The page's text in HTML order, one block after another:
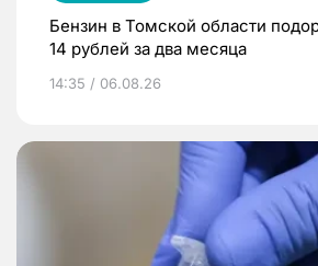
Бензин в Томской области
14 рублей за два месяца
14:35 / 06.08.26